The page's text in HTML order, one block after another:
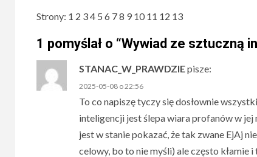
Strony: 1 2 34 5 6 78 9 10 11 12 13
1 pomyślał o “Wywiad ze sztuczną
STANAC_W_PRAWDZIEpisze:
2025-05-08 o 22:56
To co napiszę tyczy się dosłownie
inteligencji jest ślepa wiara profanów w
jest w stanie pokazać, że tak zwane EjAj
celowy, bo to nie myśli) ale często